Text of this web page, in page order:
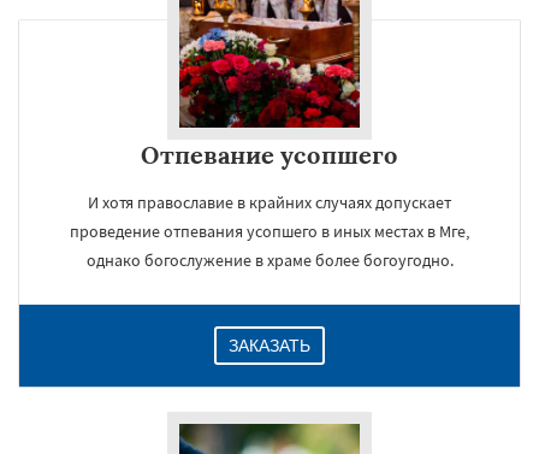
Отпевание усопшего
И хотя православие в крайних случаях допускает
проведение отпевания усопшего в иных местах в Мге,
однако богослужение в храме более богоугодно.
ЗАКАЗАТЬ